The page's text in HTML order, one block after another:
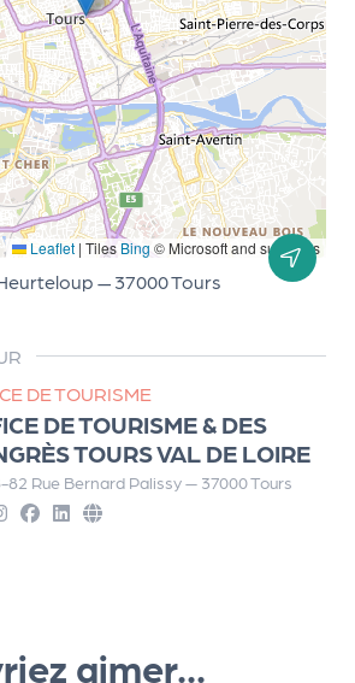
Leaflet | Tiles Bing © Microsoft and suppliers
— 37000 Tours
DE TOURISME
DE TOURISME & DES
TOURS VAL DE LOIRE
82 Rue Bernard Palissy — 37000 Tours
aimer...